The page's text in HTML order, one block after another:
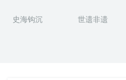
史海钩沉 世遗非遗